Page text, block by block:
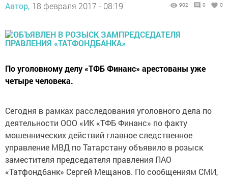
Автор, 18 февраля 2017 - 08:19 902 0 0
По уголовному делу «ТФБ Финанс» арестованы уже
четыре человека.
Сегодня в рамках расследования уголовного дела по
деятельности ООО «ИК «ТФБ Финанс» по факту
мошеннических действий главное следственное
управление МВД по Татарстану объявило в розыск
заместителя председателя правления ПАО
«Татфондбанк» Сергей Мещанов. По сообщениям СМИ,